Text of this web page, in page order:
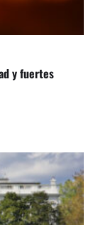
y fuertes